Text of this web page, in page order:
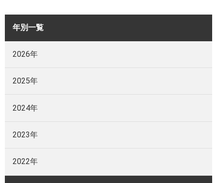
年別一覧
2026年
2025年
2024年
2023年
2022年